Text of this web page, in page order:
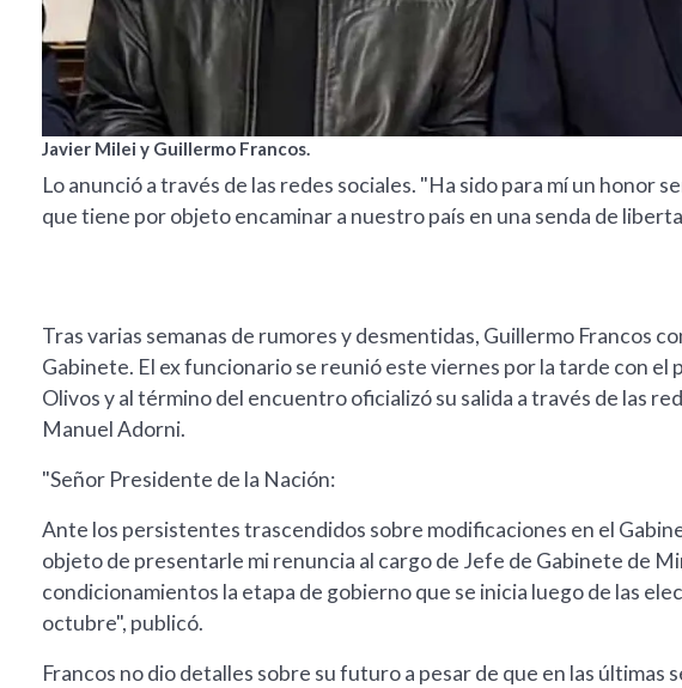
Javier Milei y Guillermo Francos.
Lo anunció a través de las redes sociales. "Ha sido para mí un honor
que tiene por objeto encaminar a nuestro país en una senda de
Tras varias semanas de rumores y desmentidas, Guillermo Francos
Gabinete. El ex funcionario se reunió este viernes por la tarde con
Olivos y al término del encuentro oficializó su salida a través de las
Manuel Adorni.
"Señor Presidente de la Nación:
Ante los persistentes trascendidos sobre modificaciones en el
objeto de presentarle mi renuncia al cargo de Jefe de Gabinete de
condicionamientos la etapa de gobierno que se inicia luego de las
octubre", publicó.
Francos no dio detalles sobre su futuro a pesar de que en las